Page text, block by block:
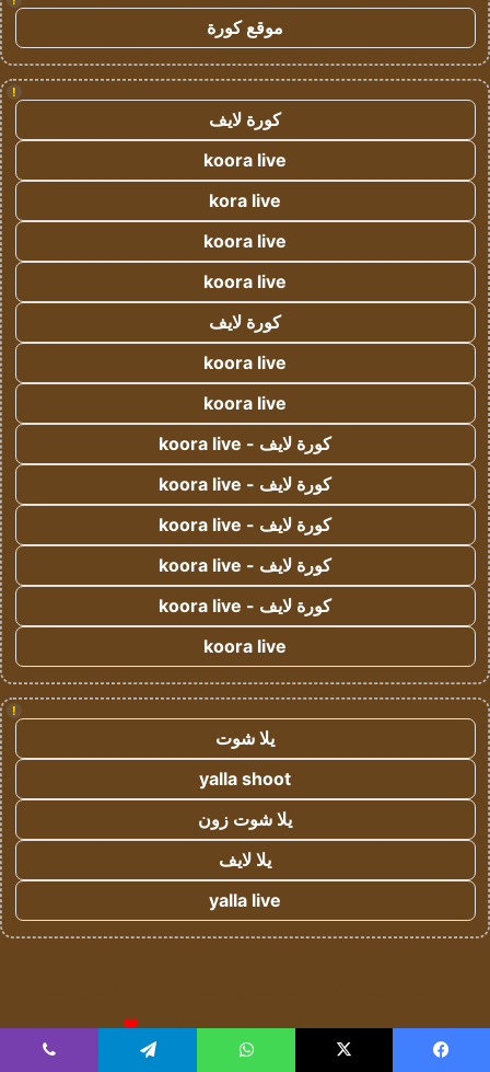
موقع كورة
!
كورة لايف
koora live
kora live
koora live
koora live
كورة لايف
koora live
koora live
كورة لايف - koora live
كورة لايف - koora live
كورة لايف - koora live
كورة لايف - koora live
كورة لايف - koora live
koora live
!
يلا شوت
yalla shoot
يلا شوت زون
يلا لايف
yalla live
المعلومات- سجل تجاري رقم 1009094205 |
للإعلانات